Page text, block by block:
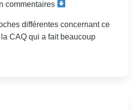
commentaires
différentes concernant ce
CAQ qui a fait beaucoup